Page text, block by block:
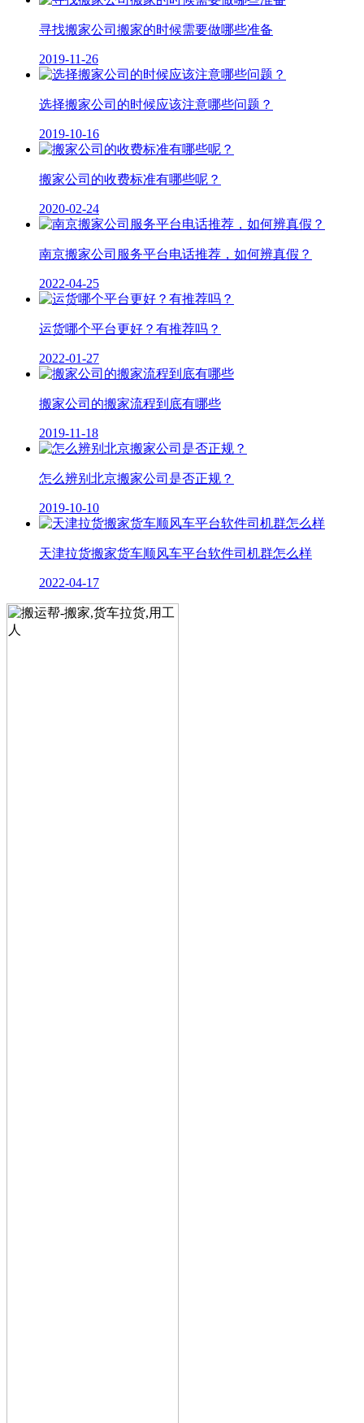
寻找搬家公司搬家的时候需要做哪些准备
2019-11-26
选择搬家公司的时候应该注意哪些问题？
2019-10-16
搬家公司的收费标准有哪些呢？
2020-02-24
南京搬家公司服务平台电话推荐，如何辨真假？
2022-04-25
运货哪个平台更好？有推荐吗？
2022-01-27
搬家公司的搬家流程到底有哪些
2019-11-18
怎么辨别北京搬家公司是否正规？
2019-10-10
天津拉货搬家货车顺风车平台软件司机群怎么样
2022-04-17